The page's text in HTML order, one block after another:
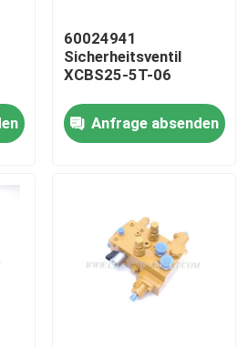
60024941
Sicherheitsventil
XCBS25-5T-06
Anfrage absenden